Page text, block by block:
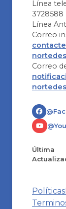
Línea
3728588
Línea
Correo
Correo
Última
Políticas